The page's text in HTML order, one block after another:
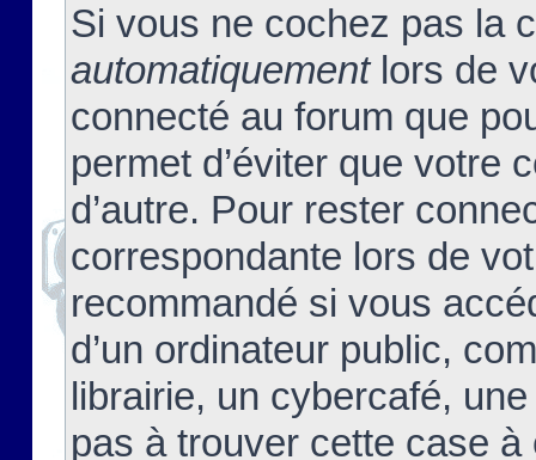
Si vous ne cochez pas la
automatiquementlors de
connecté au forum que
permet d’éviter que votre
d’autre. Pour rester
correspondante lors de
recommandé si vous
d’un ordinateur public,
librairie, un cybercafé,
pas à trouver cette case à